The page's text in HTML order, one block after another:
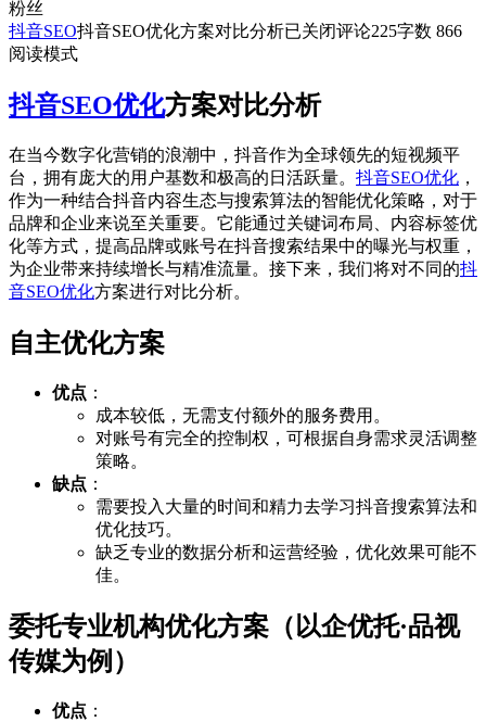
粉丝
抖音SEO抖音SEO优化方案对比分析已关闭评论225字数 866
阅读模式
抖音SEO优化方案对比分析
在当今数字化营销的浪潮中，抖音作为全球领先的短视频平
台，拥有庞大的用户基数和极高的日活跃量。 抖音SEO优化 ，
作为一种结合抖音内容生态与搜索算法的智能优化策略，对于
品牌和企业来说至关重要。它能通过关键词布局、内容标签优
化等方式，提高品牌或账号在抖音搜索结果中的曝光与权重，
为企业带来持续增长与精准流量。接下来，我们将对不同的抖
音SEO优化方案进行对比分析。
自主优化方案
优点 ：
成本较低，无需支付额外的服务费用。
对账号有完全的控制权，可根据自身需求灵活调整
策略。
缺点 ：
需要投入大量的时间和精力去学习抖音搜索算法和
优化技巧。
缺乏专业的数据分析和运营经验，优化效果可能不
佳。
委托专业机构优化方案（以企优托·品视
传媒为例）
优点 ：